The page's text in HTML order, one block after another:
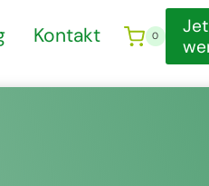
Kontakt 0